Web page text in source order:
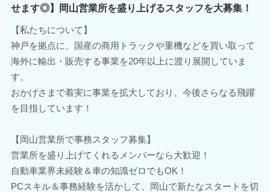
せます◎】岡山営業所を盛り上げるスタッフを大募集！
【私たちについて】
神戸を拠点に、国産の商用トラックや重機などを買い取って
海外に輸出・販売する事業を20年以上に渡り展開していま
す。
おかげさまで着実に事業を拡大しており、今後さらなる飛躍
を目指しています！
【岡山営業所で事務スタッフ募集】
営業所を盛り上げてくれるメンバーなら大歓迎！
自動車業界未経験＆車の知識ゼロでもOK！
PCスキル＆事務経験を活かして、岡山で新たなスタートを切